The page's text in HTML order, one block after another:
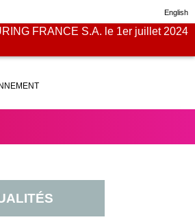
English
FRANCE S.A. le 1er juillet 2024